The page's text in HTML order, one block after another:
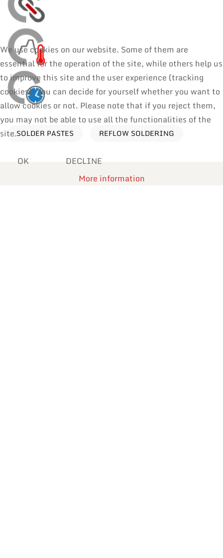
SOLDER PASTES REFLOW SOLDERING
We use cookies on our website. Some of them are
essential for the operation of the site, while others help us
to improve this site and the user experience (tracking
cookies). You can decide for yourself whether you want to
allow cookies or not. Please note that if you reject them,
you may not be able to use all the functionalities of the
site.
OK
DECLINE
More information